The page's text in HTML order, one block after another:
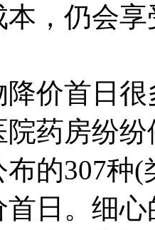
，仍会
价首日
院药房纷
的307种
日。细